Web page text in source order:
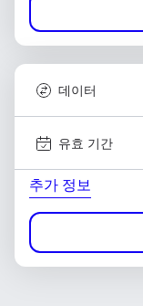
데이터
유효 기간
추가 정보